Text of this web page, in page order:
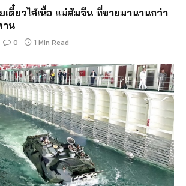
เตี๋ยวไส้เนื้อ แม่ส้มจีน ที่ขายมานานกว่า
าน
0 1 Min Read